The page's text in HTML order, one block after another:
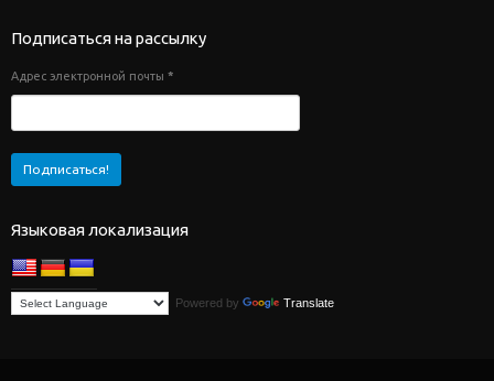
Подписаться на рассылку
Адрес электронной почты *
Языковая локализация
Powered by Translate